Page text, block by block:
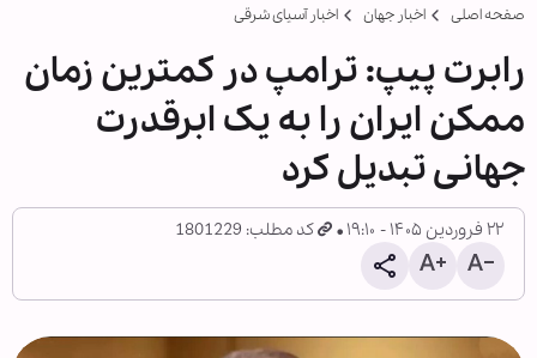
صفحه اصلی اخبار جهان اخبار آسیای شرقی
رابرت پیپ: ترامپ در کمترین زمان
ممکن ایران را به یک ابرقدرت
جهانی تبدیل کرد
۲۲ فروردین ۱۴۰۵ - ۱۹:۱۰ کد مطلب: 1801229